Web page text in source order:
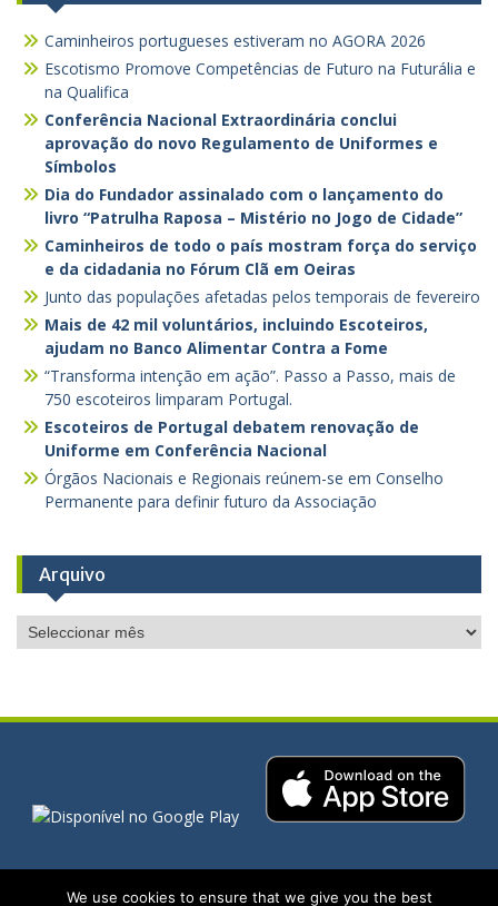
Caminheiros portugueses estiveram no AGORA 2026
Escotismo Promove Competências de Futuro na Futurália e
na Qualifica
Conferência Nacional Extraordinária conclui
aprovação do novo Regulamento de Uniformes e
Símbolos
Dia do Fundador assinalado com o lançamento do
livro “Patrulha Raposa – Mistério no Jogo de Cidade”
Caminheiros de todo o país mostram força do serviço
e da cidadania no Fórum Clã em Oeiras
Junto das populações afetadas pelos temporais de fevereiro
Mais de 42 mil voluntários, incluindo Escoteiros,
ajudam no Banco Alimentar Contra a Fome
“Transforma intenção em ação”. Passo a Passo, mais de
750 escoteiros limparam Portugal.
Escoteiros de Portugal debatem renovação de
Uniforme em Conferência Nacional
Órgãos Nacionais e Regionais reúnem-se em Conselho
Permanente para definir futuro da Associação
Arquivo
Arquivo
We use cookies to ensure that we give you the best